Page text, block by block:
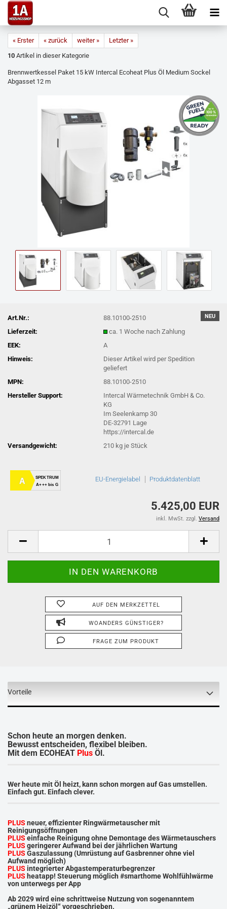
« Erster « zurück weiter »
Letzter »
10 Artikel in dieser Kategorie
Brennwertkessel Paket 15 kW Intercal Ecoheat Plus Öl Medium Sockel
Abgasset 12 m
NEU
Art.Nr.:
88.10100-2510
Lieferzeit:
ca. 1 Woche nach Zahlung
EEK:
A
Hinweis:
Dieser Artikel wird per Spedition
geliefert
MPN:
88.10100-2510
Hersteller Support:
Intercal Wärmetechnik GmbH & Co.
KG
Im Seelenkamp 30
DE-32791 Lage
https://intercal.de
Versandgewicht:
210 kg je Stück
A
SPEKTRUM
A+++ bis G
EU-Energielabel Produktdatenblatt
5.425,00 EUR
inkl. MwSt. zzgl. Versand
AUF DEN MERKZETTEL
WOANDERS GÜNSTIGER?
FRAGE ZUM PRODUKT
Vorteile
Schon heute an morgen denken.
Bewusst entscheiden, flexibel bleiben.
Mit dem ECOHEAT Plus Öl.
Wer heute mit Öl heizt, kann schon morgen auf Gas umstellen.
Einfach gut. Einfach clever.
PLUS neuer, effizienter Ringwärmetauscher mit
Reinigungsöffnungen
PLUS einfache Reinigung ohne Demontage des Wärmetauschers
PLUS geringerer Aufwand bei der jährlichen Wartung
PLUS Gaszulassung (Umrüstung auf Gasbrenner ohne viel
Aufwand möglich)
PLUS integrierter Abgastemperaturbegrenzer
PLUS heatapp! Steuerung möglich #smarthome Wohlfühlwärme
von unterwegs per App
Ab 2029 wird eine schrittweise Nutzung von sogenanntem
„grünem Heizöl“ vorgeschrieben.